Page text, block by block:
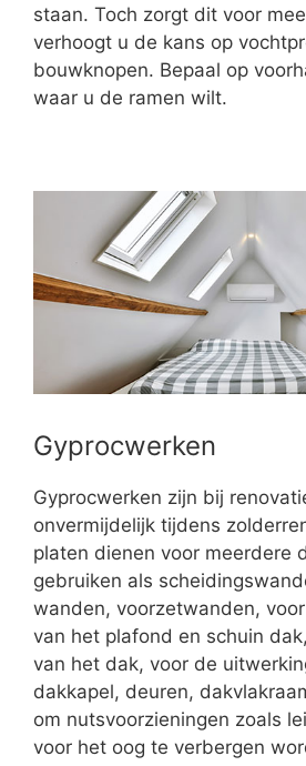
staan. Toch zorgt dit voor
verhoogt u de kans op
bouwknopen. Bepaal op
waar u de ramen wilt.
Gyprocwerken
Gyprocwerken zijn bij
onvermijdelijk tijdens
platen dienen voor meerdere
gebruiken als
wanden, voorzetwanden,
van het plafond en schuin
van het dak, voor de
dakkapel, deuren,
om nutsvoorzieningen zoals
voor het oog te verbergen